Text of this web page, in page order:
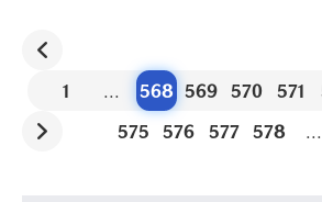
1 ... 568 569 570 571
575
576 577 578 ...